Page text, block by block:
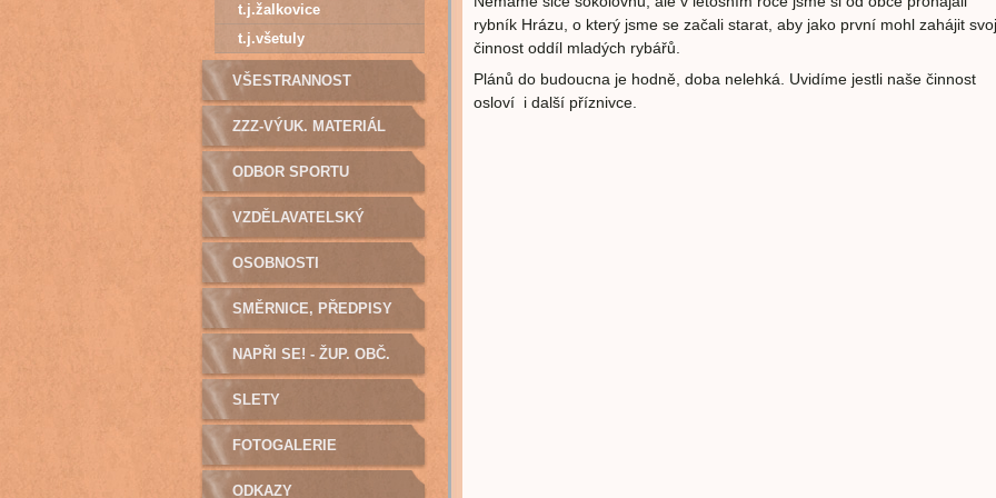
rybník Hrázu, o který jsme se začali starat, aby jako první mohl zahájit
činnost oddíl mladých rybářů.
Plánů do budoucna je hodně, doba nelehká. Uvidíme jestli naše činnost
osloví i další příznivce.
t.j.žalkovice
t.j.všetuly
VŠESTRANNOST
ZZZ-VÝUK. MATERIÁL
ODBOR SPORTU
VZDĚLAVATELSKÝ
ODBOR
OSOBNOSTI
SMĚRNICE, PŘEDPISY
NAPŘI SE! - ŽUP. OBČ.
SLETY
FOTOGALERIE
ODKAZY